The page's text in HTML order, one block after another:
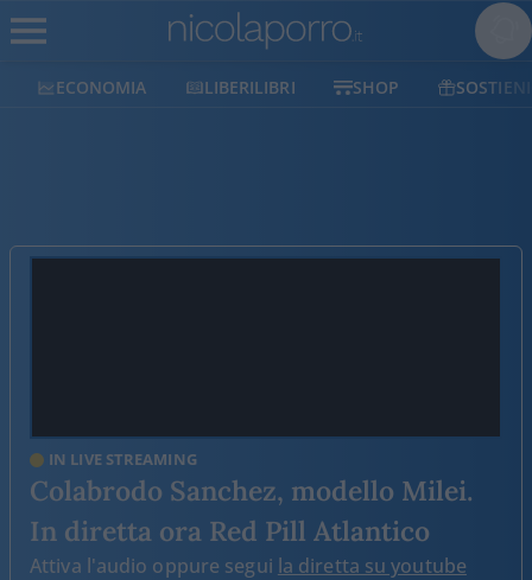
ECONOMIA LIBERILIBRI SHOP SOSTIENICI
IN LIVE STREAMING
Colabrodo Sanchez, modello Milei.
In diretta ora Red Pill Atlantico
Attiva l'audio oppure segui la diretta su youtube